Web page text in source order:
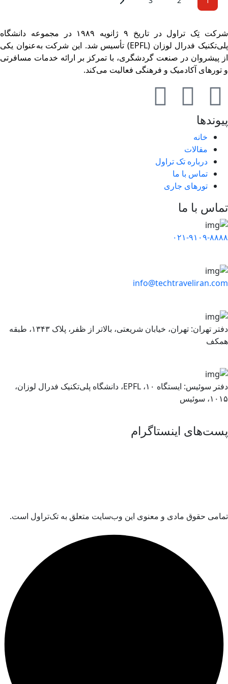
شرکت تِک تراول در تاریخ ۹ ژانویه ۱۹۸۹ در مجموعه دانشگاه
پلی‌تکنیک فدرال لوزان (EPFL) تأسیس شد. این شرکت به‌عنوان یکی
پیشروان در صنعت گردشگری، با تمرکز بر ارائه خدمات مسافرتی
تورهای آکادمیک و فرهنگی فعالیت می‌کند.
خانه
مقالات
درباره تک تراول
تماس با ما
تورهای جاری
با ما
۹۱۰۹-۸۸۸۸
دفتر تهران: تهران، خیابان شریعتی، بالاتر از ظفر، پلاک ۱۳۴۳، طبقه
دفتر سوئیس: ایستگاه ۱۰، EPFL، دانشگاه پلی‌تکنیک فدرال لوزان،
سوئیس
اینستاگرام
حقوق مادی و معنوی این وب‌سایت متعلق به تک‌تراول است.